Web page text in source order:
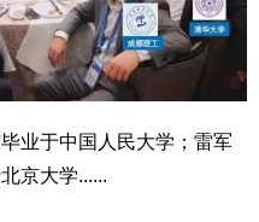
业于中国人民大学；雷军
京大学......